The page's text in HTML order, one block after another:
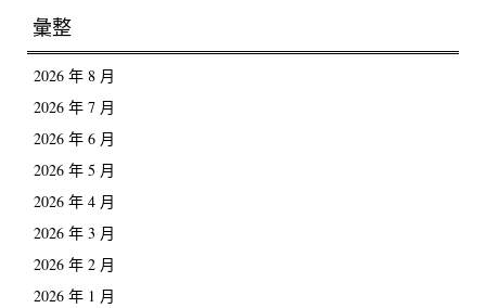
彙整
2026 年 8 月
2026 年 7 月
2026 年 6 月
2026 年 5 月
2026 年 4 月
2026 年 3 月
2026 年 2 月
2026 年 1 月